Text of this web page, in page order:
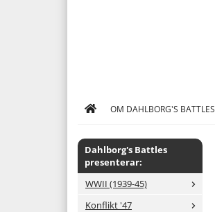
OM DAHLBORG'S BATTLES
Dahlborg's Battles
presenterar:
WWII (1939-45)
Konflikt '47